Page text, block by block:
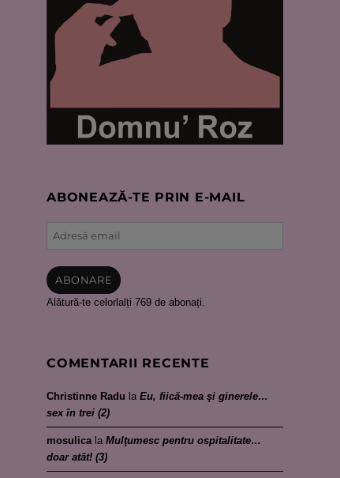
ABONEAZĂ-TE PRIN E-MAIL
Adresă
email
ABONARE
Alătură-te celorlalți 769 de abonați.
COMENTARII RECENTE
Christinne Radu la Eu, fiică-mea şi ginerele…
sex în trei (2)
mosulicala Mulţumesc pentru ospitalitate…
doar atât! (3)